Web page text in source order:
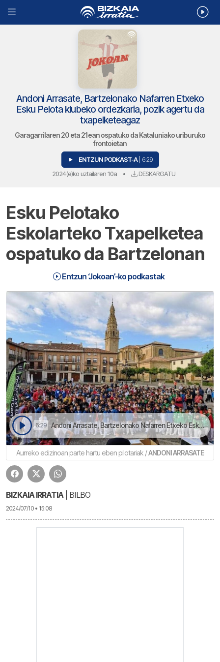
Andoni Arrasate, Bartzelonako Nafarren Etxeko
Esku Pelota klubeko ordezkaria, pozik agertu da
txapelketeagaz
Garagarrilaren 20 eta 21ean ospatuko da Kataluniako uriburuko
frontoietan
ENTZUN PODKAST-A | 6:29
2024(e)ko uztailaren 10a • DESKARGATU
Esku Pelotako
Eskolarteko Txapelketea
ospatuko da Bartzelonan
Entzun ‘Jokoan’-ko podkastak
6:29 Andoni Arrasate, Bartzelonako Nafarren Etxeko Esku Pelota klubeko ordezkaria, pozik agertu da txapelketeagaz | Jokoan
Aurreko edizinoan parte hartu eben pilotariak /ANDONI ARRASATE
BIZKAIA IRRATIA| BILBO
2024/07/10 • 15:08